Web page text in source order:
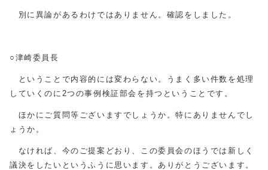
別に異論があるわけではありません。確認をしました。
○津崎委員長
ということで内容的には変わらない。うまく多い件数を処理
していくのに2つの事例検証部会を持つということです。
ほかにご質問等ございますでしょうか。特にありませんでし
ょうか。
なければ、今のご提案どおり、この委員会のほうでは新しく
議決をしたいというふうに思います。ありがとうございます。